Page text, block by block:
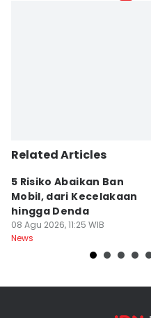
Related Articles
5 Risiko Abaikan Ban
Mobil, dari Kecelakaan
hingga Denda
08 Agu 2026, 11:25 WIB
News